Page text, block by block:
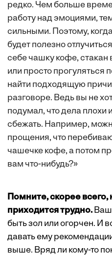
редко. Чем больше
работу над эмоциями,
сильными. Поэтому,
будет полезно
себе чашку кофе, стакан
или просто прогуляться
найти подходящую
разговоре. Ведь вы не
подумал, что дела плохи
сбежать. Например,
прощения, что
чашечке кофе, а потом
вам что-нибудь?»
Помните, скорее всего,
приходится трудно.Ваш
быть зол или огорчен. И
давать ему
выше. Вряд ли кому-то